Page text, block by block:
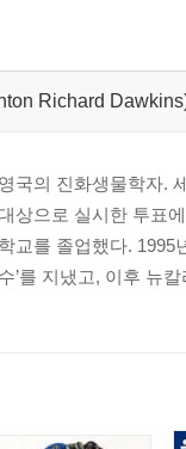
Richard
영국의 진화생물학자.
상으로 실시한 투표
학교를 졸업했다. 1995
수’를 지냈고, 이후 뉴